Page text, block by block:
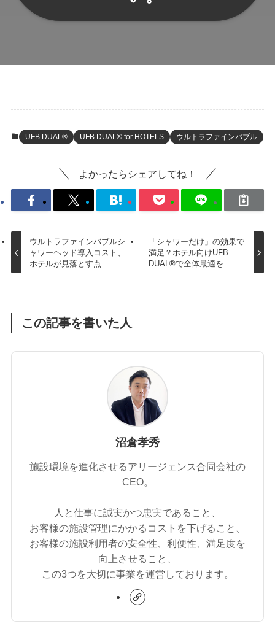
UFB DUAL® UFB DUAL® for HOTELS ウルトラファインバブル
よかったらシェアしてね！
ウルトラファインバブルシ
ャワーヘッド導入コスト、
ホテルが見落とす点
「シャワーだけ」の効果で
満足？ホテル向けUFB
DUAL®で全体最適を
この記事を書いた人
沼倉孝秀
施設環境を進化させるアリージェンス合同会社の
CEO。
人と仕事に誠実かつ忠実であること、
お客様の施設管理にかかるコストを下げること、
お客様の施設利用者の安全性、利便性、満足度を
向上させること、
この3つを大切に事業を運営しております。